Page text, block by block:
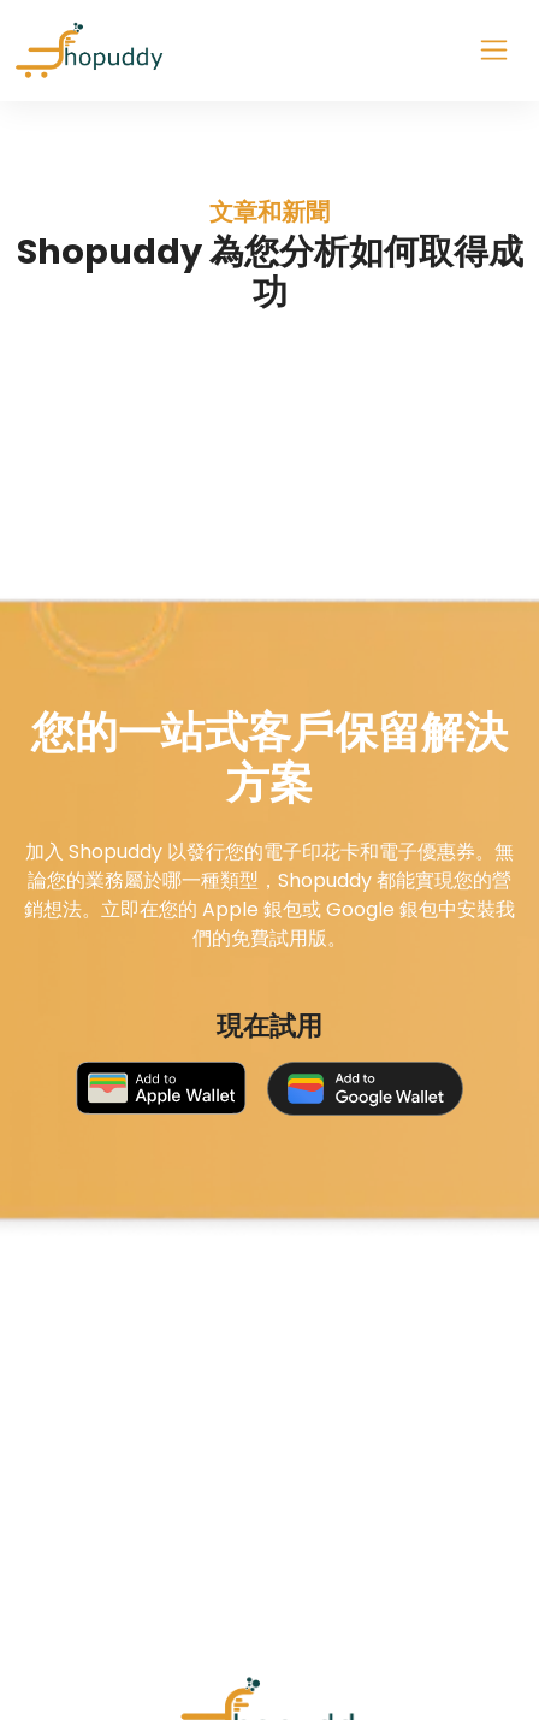
文章和新聞
Shopuddy 為您分析如何取得成
功
您的一站式客戶保留解決
方案
加入 Shopuddy 以發行您的電子印花卡和電子優惠券。無
論您的業務屬於哪一種類型，Shopuddy 都能實現您的營
銷想法。立即在您的 Apple 銀包或 Google 銀包中安裝我
們的免費試用版。
現在試用